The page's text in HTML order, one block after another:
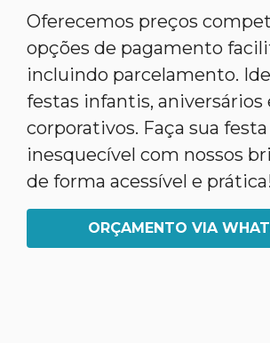
Oferecemos preços
opções de pagamento
incluindo parcelamento.
festas infantis, aniversários
corporativos. Faça sua festa
inesquecível com nossos
de forma acessível e
ORÇAMENTO VIA